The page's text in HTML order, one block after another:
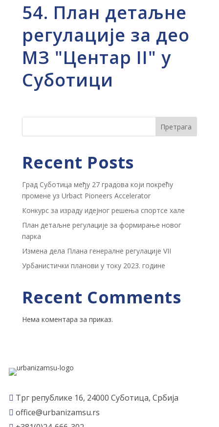
54. План детаљне
регулације за део
МЗ "Центар II" у
Суботици
Претрага
Recent Posts
Град Суботица међу 27 градова који покрећу
промене уз Urbact Pioneers Accelerator
Конкурс за израду идејног решења спортсе хале
План детаљне регулације за формирање новог
парка
Измена дела Плана генералне регулације VII
Урбанистички планови у току 2023. године
Recent Comments
Нема коментара за приказ.
 Трг републике 16, 24000 Суботица, Србија
 office@urbanizamsu.rs